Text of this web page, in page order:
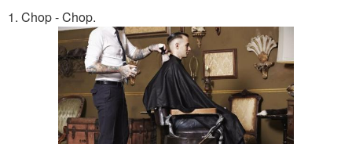
1. Chop - Chop.